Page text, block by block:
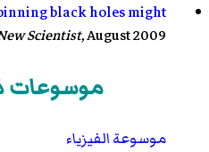
black holes might
Scientist, August 2009.
موسوعات
موسوعة الفيزياء